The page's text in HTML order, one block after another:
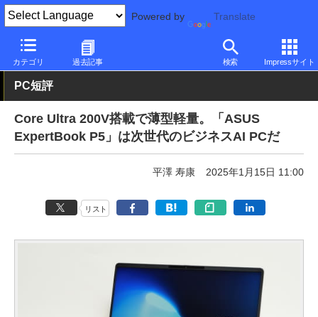
Powered by Translate
カテゴリ 過去記事 検索 Impressサイト
PC Watch パソコン/タブレット/スマートフォン モバイルノート
PC短評
Core Ultra 200V搭載で薄型軽量。「ASUS
ExpertBook P5」は次世代のビジネスAI PCだ
平澤 寿康 2025年1月15日 11:00
リスト